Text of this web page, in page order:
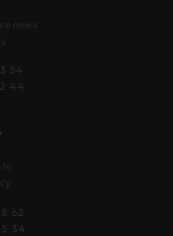
54
44
62
34